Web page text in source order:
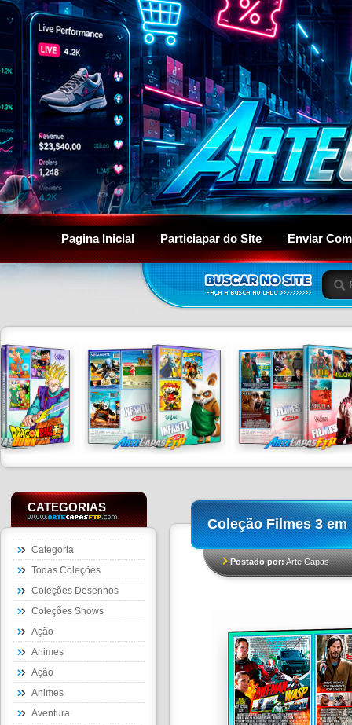
Pagina Inicial Particiapar do Site Enviar
CATEGORIAS
Categoria
Todas Coleções
Coleções Desenhos
Coleções Shows
Ação
Animes
Ação
Animes
Aventura
Coleção Filmes 3 em
Postado por:Arte Capas